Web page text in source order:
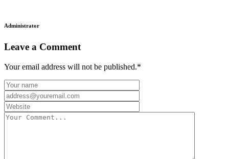
Administrator
Leave a Comment
Your email address will not be published.*